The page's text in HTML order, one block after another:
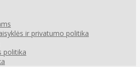
ir privatumo politika
politika